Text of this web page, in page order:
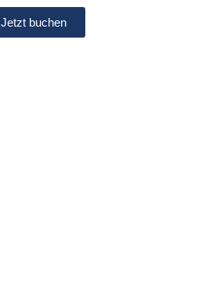
Jetzt buchen